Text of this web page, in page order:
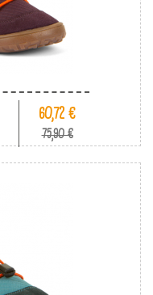
60,72 €
75,90 €